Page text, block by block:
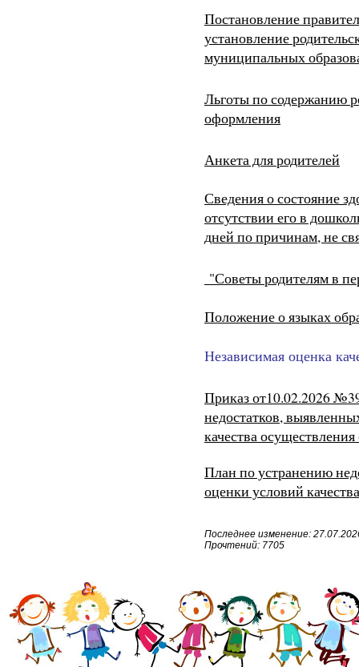
Постановление
установление
муниципальных
Льготы по содержанию
оформления
Анкета для родителей
Сведения о состояние
отсутствии его в
дней по причинам, не
"Советы родителям в
Положение о языках
Независимая оценка
Приказ от10.02.2026
недостатков,
качества
План по устранению
оценки условий
Последнее изменение:
Прочтений: 7705